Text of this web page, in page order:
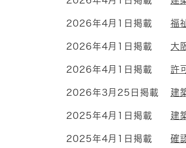
2026年4月1日掲載 福
2026年4月1日掲載 大
2026年4月1日掲載 許
2026年3月25日掲載 建
2025年4月1日掲載 建
2025年4月1日掲載 確